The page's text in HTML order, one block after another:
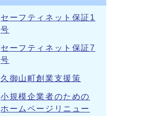
セーフティネット保証1
号
セーフティネット保証7
号
久御山町創業支援策
小規模企業者のための
ホームページリニュー